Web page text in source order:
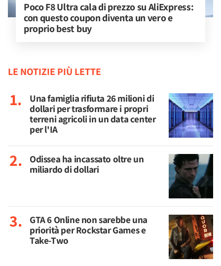
Poco F8 Ultra cala di prezzo su AliExpress:
con questo coupon diventa un vero e
proprio best buy
LE NOTIZIE PIÙ LETTE
Una famiglia rifiuta 26 milioni di
dollari per trasformare i propri
terreni agricoli in un data center
per l'IA
Odissea ha incassato oltre un
miliardo di dollari
GTA 6 Online non sarebbe una
priorità per Rockstar Games e
Take-Two